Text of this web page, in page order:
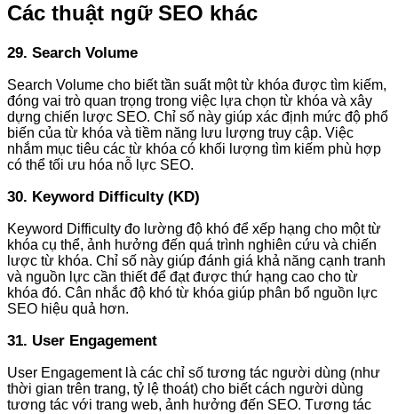
Các thuật ngữ SEO khác
29. Search Volume
Search Volume cho biết tần suất một từ khóa được tìm kiếm,
đóng vai trò quan trọng trong việc lựa chọn từ khóa và xây
dựng chiến lược SEO. Chỉ số này giúp xác định mức độ phổ
biến của từ khóa và tiềm năng lưu lượng truy cập. Việc
nhắm mục tiêu các từ khóa có khối lượng tìm kiếm phù hợp
có thể tối ưu hóa nỗ lực SEO.
30. Keyword Difficulty (KD)
Keyword Difficulty đo lường độ khó để xếp hạng cho một từ
khóa cụ thể, ảnh hưởng đến quá trình nghiên cứu và chiến
lược từ khóa. Chỉ số này giúp đánh giá khả năng cạnh tranh
và nguồn lực cần thiết để đạt được thứ hạng cao cho từ
khóa đó. Cân nhắc độ khó từ khóa giúp phân bổ nguồn lực
SEO hiệu quả hơn.
31. User Engagement
User Engagement là các chỉ số tương tác người dùng (như
thời gian trên trang, tỷ lệ thoát) cho biết cách người dùng
tương tác với trang web, ảnh hưởng đến SEO. Tương tác